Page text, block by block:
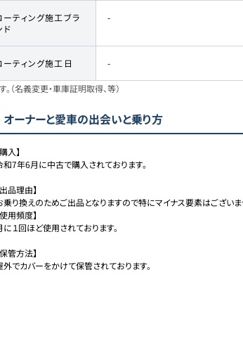
ーティング施工ブラ
ド
-
ーティング施工日 -
名義変更・車庫証明取得、等）
オーナーと愛車の出会いと乗り方
購入】
和7年6月に中古で購入されております。
出品理由】
乗り換えのためご出品となりますので特にマイナス要素はございま
使用頻度】
に１回ほど使用されております。
保管方法】
外でカバーをかけて保管されております。